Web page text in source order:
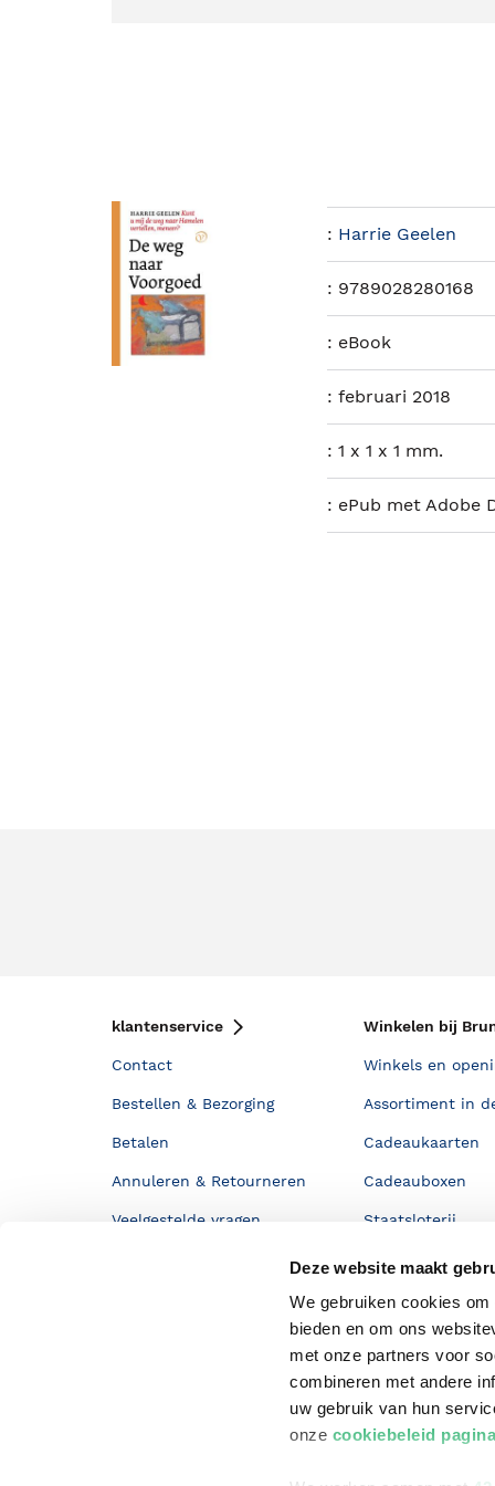
Deze website maakt
We gebruiken cookies
bieden en om ons
met onze partners voor
combineren met andere
uw gebruik van hun
onze cookiebeleid pagina
: Harrie Geelen
: 9789028280168
: eBook
: februari 2018
: 1 x 1 x 1 mm.
: ePub met Adobe
klantenservice
Contact
Bestellen & Bezorging
Betalen
Annuleren & Retourneren
Veelgestelde vragen
Zakelijk boeken bestellen
Winkelen bij
Winkels en
Assortiment in
Cadeaukaarten
Cadeauboxen
Staatsloterij
ING